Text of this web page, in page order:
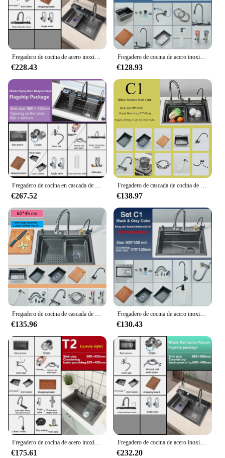
Fregadero de cocina de acero inoxidable con cubo de basura, lavabo en relieve con grifo de cascada, pantalla Digital, gran Solt individual
€228.43
Fregadero de cocina de acero inoxidable con 5 modos de descarga de agua, gran ranura única, pantalla Digital integrada, 304
€128.93
Fregadero de cocina en cascada de una sola ranura con soporte inteligente para teléfono móvil, grifo extraíble de acero inoxidable, relieve de panal inteligente
€267.52
Fregadero de cascada de cocina de acero inoxidable, fregadero grande de un solo plato, fregadero de purificación, taza de agua, lavadora, grúa
€138.97
Fregadero de cocina de cascada de acero inoxidable 201, lavabo individual grande con ranura única grande, sobre encimera con taza de inmersión
€135.96
Fregadero de cocina de acero inoxidable con grifo, pantalla Digital, cuenco individual grande, cascada, lluvia, 5 funciones, sistema de lavabo
€130.43
Fregadero de cocina de acero inoxidable con cascada 304, grifo grande individual con pantalla Digital integrada, dispensador de jabón, taza y lavadora
€175.61
Fregadero de cocina de acero inoxidable con relieve de panal, lavabo con pantalla Digital de cascada, multifuncional, ranura única grande
€232.20